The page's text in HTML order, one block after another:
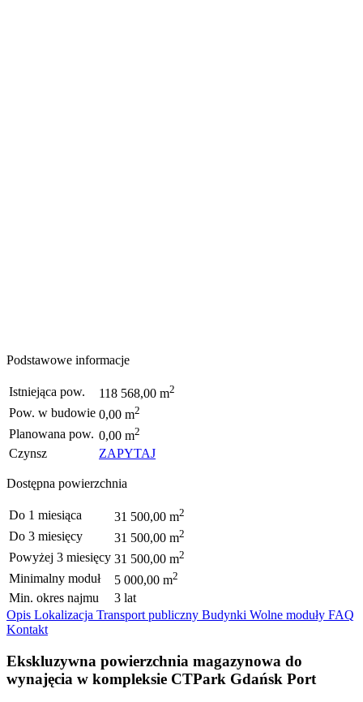
Podstawowe informacje
Istniejąca pow. 118 568,00 m2
Pow. w budowie 0,00 m2
Planowana pow. 0,00 m2
Czynsz ZAPYTAJ
Dostępna powierzchnia
Do 1 miesiąca 31 500,00 m2
Do 3 miesięcy 31 500,00 m2
Powyżej 3 miesięcy 31 500,00 m2
Minimalny moduł 5 000,00 m2
Min. okres najmu
3 lat
Opis Lokalizacja Transport publiczny Budynki Wolne moduły FAQ
Kontakt
Ekskluzywna powierzchnia magazynowa do
wynajęcia w kompleksie CTPark Gdańsk Port